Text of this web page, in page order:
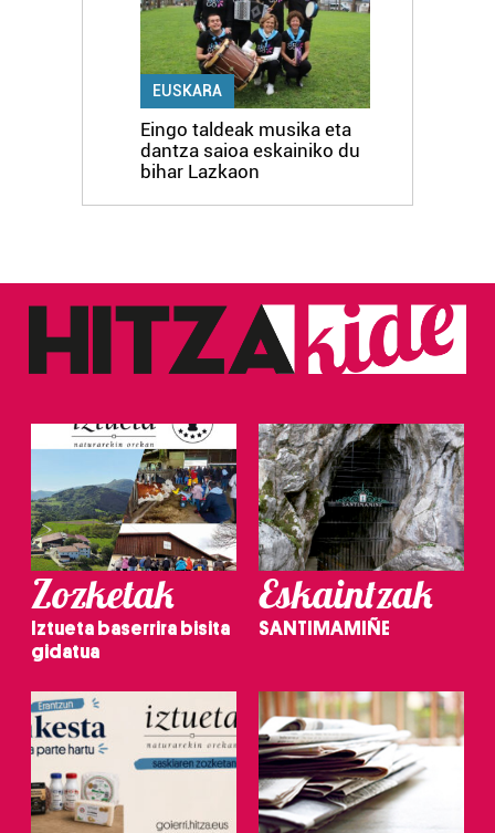
EUSKARA
Eingo taldeak musika eta
dantza saioa eskainiko du
bihar Lazkaon
Zozketak
Iztueta baserrira bisita
gidatua
Eskaintzak
SANTIMAMIÑE